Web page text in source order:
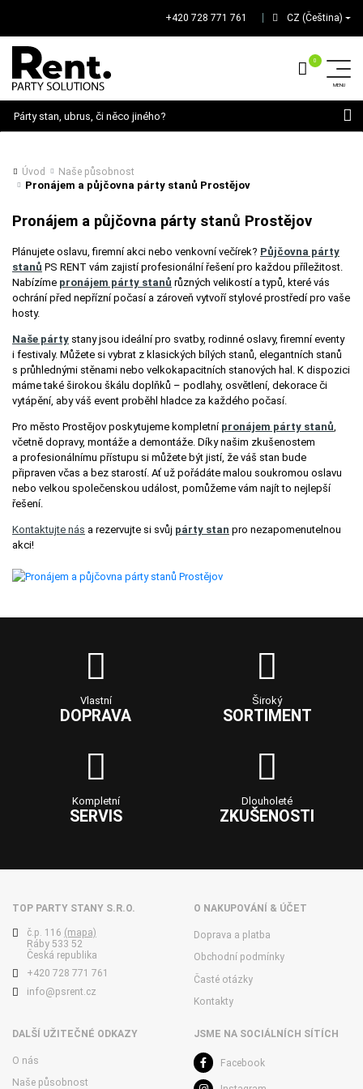
+420 728 771 761 CZ (Čeština)
Úvod Naše působnost
Pronájem a půjčovna párty stanů Prostějov
Pronájem a půjčovna párty stanů Prostějov
Plánujete oslavu, firemní akci nebo venkovní večírek? Půjčovna párty
stanů PS RENT vám zajistí profesionální řešení pro každou příležitost.
Nabízíme pronájem párty stanů různých velikostí a typů, které vás
ochrání před nepřízní počasí a zároveň vytvoří stylové prostředí pro vaše
hosty.
Naše párty stany jsou ideální pro svatby, rodinné oslavy, firemní eventy
i festivaly. Můžete si vybrat z klasických bílých stanů, elegantních stanů
s průhlednými stěnami nebo velkokapacitních stanových hal. K dispozici
máme také širokou škálu doplňků – podlahy, osvětlení, dekorace či
vytápění, aby váš event proběhl hladce za každého počasí.
Pro město Prostějov poskytujeme kompletní pronájem párty stanů
včetně dopravy, montáže a demontáže. Díky našim zkušenostem
a profesionálnímu přístupu si můžete být jistí, že váš stan bude
připraven včas a bez starostí. Ať už pořádáte malou soukromou oslavu
nebo velkou společenskou událost, pomůžeme vám najít to nejlepší
řešení.
Kontaktujte nás a rezervujte si svůj párty stan pro nezapomenutelnou
akci!
Vlastní
DOPRAVA
Široký
SORTIMENT
Kompletní
SERVIS
Dlouholeté
ZKUŠENOSTI
TOP PARTY STANY S.R.O.
č.p. 116 (mapa)
Ráby 533 52
Česká republika
+420 728 771 761
info@psrent.cz
O NAKUPOVÁNÍ & ÚČET
Doprava a platba
Obchodní podmínky
Časté otázky
Kontakty
DALŠÍ UŽITEČNÉ ODKAZY
O nás
Naše působnost
JSME NA SOCIÁLNÍCH SÍTÍCH
Facebook